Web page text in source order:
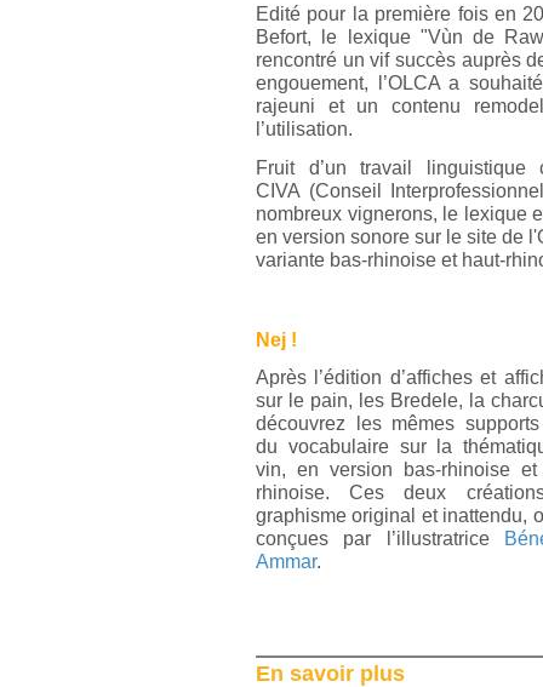
Edité pour la première fois en
Befort, le lexique "Vùn de
rencontré un vif succès auprès
engouement, l’OLCA a
rajeuni et un contenu
l’utilisation.
Fruit d’un travail
CIVA (Conseil
nombreux vignerons, le lexique
en version sonore sur le site de
variante bas-rhinoise et haut-
Nej !
Après l’édition d’affiches et
sur le pain, les Bredele, la
découvrez les mêmes
du vocabulaire sur la
vin, en version bas-rhinoise et
rhinoise. Ces deux
graphisme original et inattendu,
conçues par l’illustratrice
Ammar.
En savoir plus